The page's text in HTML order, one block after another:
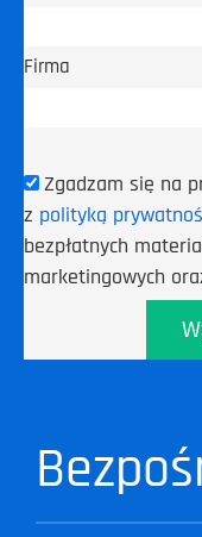
Firma
Zgadzam się na
z polityką
bezpłatnych
marketingowych